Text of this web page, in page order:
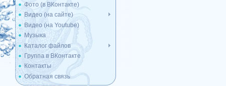
Фото (в ВКонтакте)
Видео (на сайте)
Видео (на Youtube)
Музыка
Каталог файлов
Группа в ВКонтакте
Контакты
Обратная связь